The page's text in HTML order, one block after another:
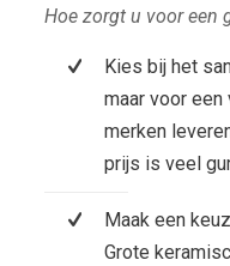
Hoe zorgt u voor een
Kies bij het
maar voor
merken
prijs is veel
Maak een
Grote